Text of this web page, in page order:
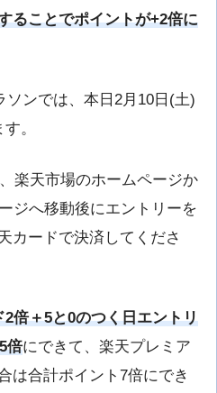
ることでポイントが+2倍に
ソンでは、本日2月10日(土)
。
楽天市場のホームページか
ジへ移動後にエントリーを
カードで決済してくださ
倍＋5と0のつく日エントリ
倍にできて、楽天プレミア
は合計ポイント7倍にでき